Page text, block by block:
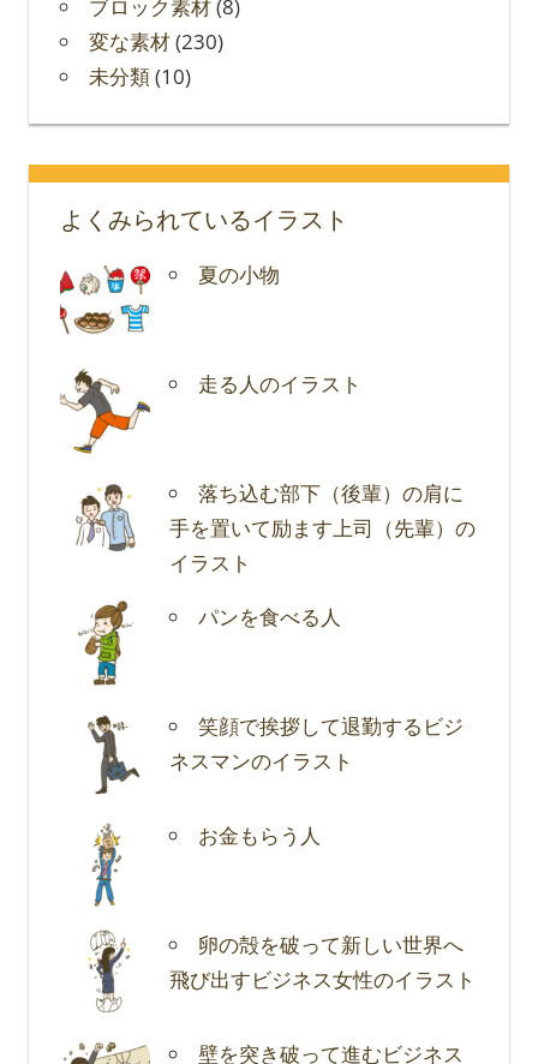
ブロック素材(8)
変な素材(230)
未分類(10)
よくみられているイラスト
夏の小物
走る人のイラスト
落ち込む部下（後輩）の肩に
手を置いて励ます上司（先輩）の
イラスト
パンを食べる人
笑顔で挨拶して退勤するビジ
ネスマンのイラスト
お金もらう人
卵の殻を破って新しい世界へ
飛び出すビジネス女性のイラスト
壁を突き破って進むビジネス